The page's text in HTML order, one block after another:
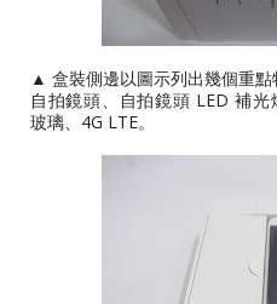
▲ 盒裝側邊以圖示列出幾個重
自拍鏡頭、自拍鏡頭 LED 補
玻璃、4G LTE。